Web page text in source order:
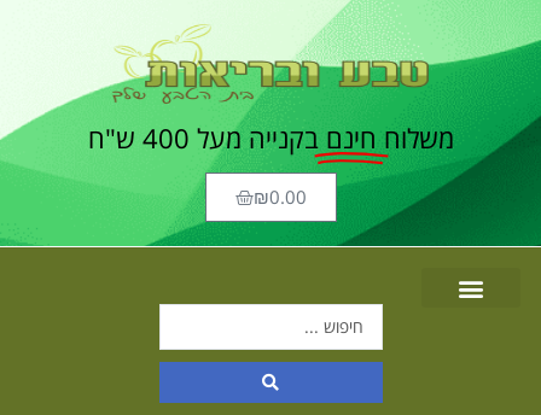
משלוח חינם בקנייה מעל 400 ש"ח
₪0.00